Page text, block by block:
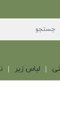
لباس زیر